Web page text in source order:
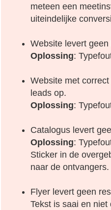
meteen een
uiteindelijke
Website levert geen
Oplossing:
Website met
leads op.
Oplossing:
Catalogus levert
Oplossing:
Sticker in de
naar de ontvangers.
Flyer levert geen
Tekst is saai en